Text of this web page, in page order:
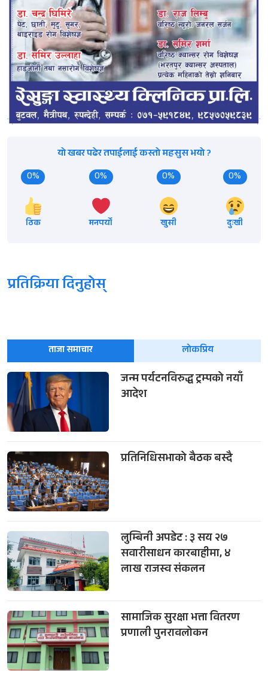
यो खबर पढेर तपाईलाई कस्तो महसुस भयो ?
0%
ठिक
0%
मनपर्यो
0%
खुसी
0%
दुःखी
प्रतिक्रिया दिनुहोस्
ताजा समाचार लोकप्रिय
जन्म पर्यटनविरुद्ध ट्रम्पको नयाँ
आदेश
प्रतिनिधिसभाको बैठक बस्दै
लुम्बिनी अपडेट : ३ सय २७
सवारीसाधन कारबाहीमा, ४
लाख राजस्व संकलन
सामाजिक सुरक्षा भत्ता वितरण
प्रणाली पुनरावलोकन